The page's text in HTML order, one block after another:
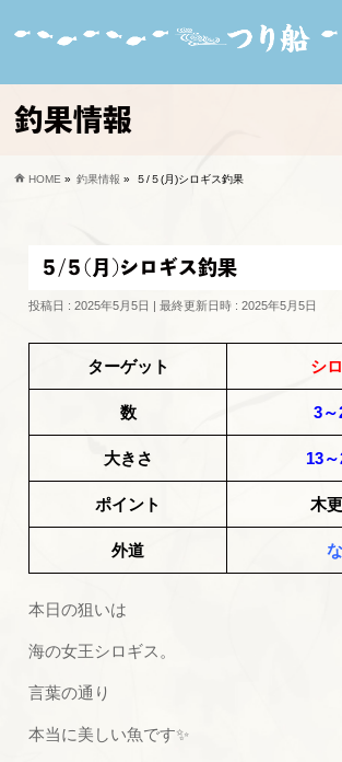
釣果情報
HOME » 釣果情報 » ５/５(月)シロギス釣果
５/５(月)シロギス釣果
投稿日 : 2025年5月5日 最終更新日時 : 2025年5月5日
ターゲット シ
数 3～
大きさ 13
ポイント 木
外道
本日の狙いは
海の女王シロギス。
言葉の通り
本当に美しい魚です✨